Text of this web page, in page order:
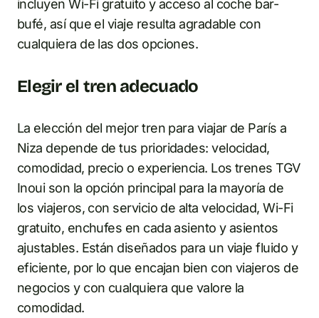
incluyen Wi-Fi gratuito y acceso al coche bar-
bufé, así que el viaje resulta agradable con
cualquiera de las dos opciones.
Elegir el tren adecuado
La elección del mejor tren para viajar de París a
Niza depende de tus prioridades: velocidad,
comodidad, precio o experiencia. Los trenes TGV
Inoui son la opción principal para la mayoría de
los viajeros, con servicio de alta velocidad, Wi-Fi
gratuito, enchufes en cada asiento y asientos
ajustables. Están diseñados para un viaje fluido y
eficiente, por lo que encajan bien con viajeros de
negocios y con cualquiera que valore la
comodidad.